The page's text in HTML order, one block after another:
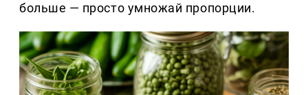
больше — просто умножай пропорции.